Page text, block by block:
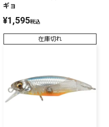
ギョ
¥1,595税込
在庫切れ